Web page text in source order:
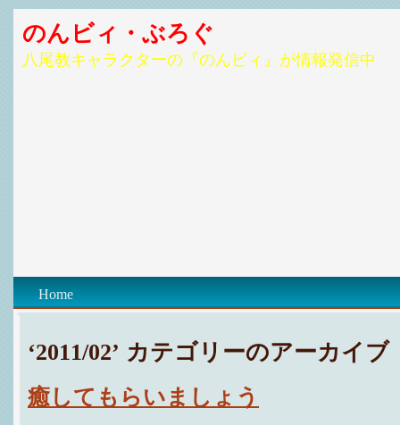
のんビィ・ぶろぐ
八尾教キャラクターの『のんビィ』が情報発信中
Home
‘2011/02’ カテゴリーのアーカイブ
癒してもらいましょう